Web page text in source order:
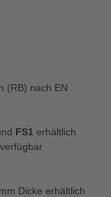
(RB) nach EN
FS1 erhältlich
Dicke erhältlich